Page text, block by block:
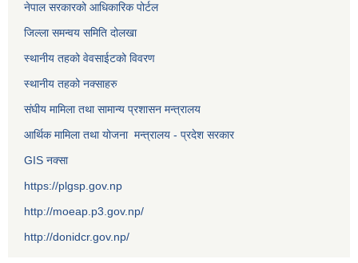
नेपाल सरकारको आधिकारिक पोर्टल
जिल्ला समन्वय समिति दोलखा
स्थानीय तहको वेवसाईटको विवरण
स्थानीय तहको नक्साहरु
संघीय मामिला तथा सामान्य प्रशासन मन्त्रालय
आर्थिक मामिला तथा योजना मन्त्रालय - प्रदेश सरकार
GIS नक्सा
https://plgsp.gov.np
http://moeap.p3.gov.np/
http://donidcr.gov.np/